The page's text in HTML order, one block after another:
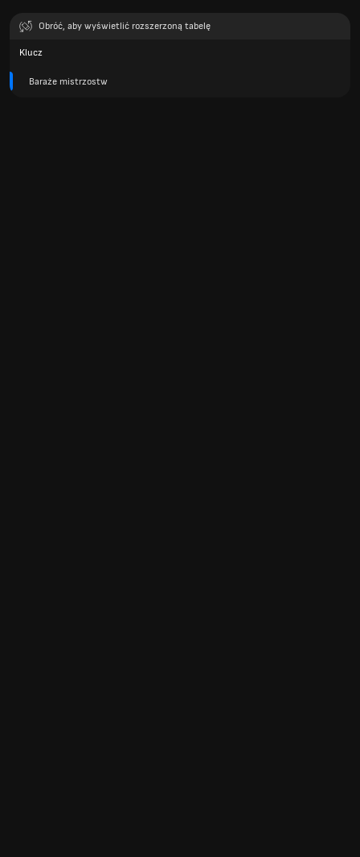
Obróć, aby wyświetlić rozszerzoną tabelę
Klucz
Baraże mistrzostw